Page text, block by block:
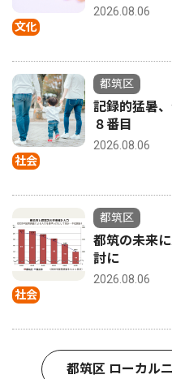
文化
2026.08.06
社会
都筑区
記録的猛暑
８番目
2026.08.06
社会
都筑区
都筑の未来
討に
2026.08.06
都筑区 ローカル